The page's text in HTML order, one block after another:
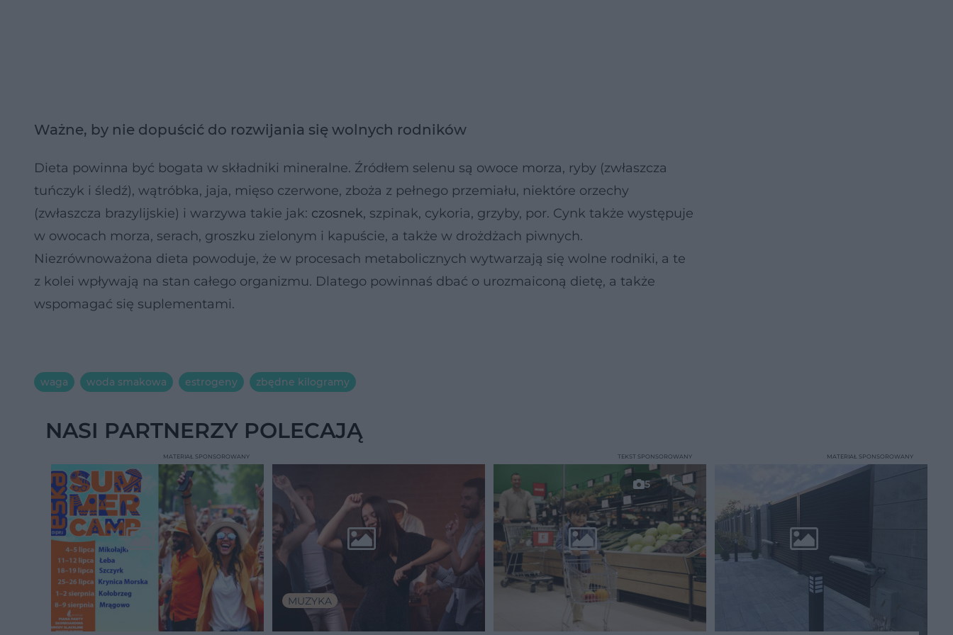
Ważne, by nie dopuścić do rozwijania się wolnych rodników
Dieta powinna być bogata w składniki mineralne. Źródłem selenu są owoce morza, ryby (zwłaszcza
tuńczyk i śledź), wątróbka, jaja, mięso czerwone, zboża z pełnego przemiału, niektóre orzechy
(zwłaszcza brazylijskie) i warzywa takie jak: czosnek, szpinak, cykoria, grzyby, por. Cynk także występuje
w owocach morza, serach, groszku zielonym i kapuście, a także w drożdżach piwnych.
Niezrównoważona dieta powoduje, że w procesach metabolicznych wytwarzają się wolne rodniki, a te
z kolei wpływają na stan całego organizmu. Dlatego powinnaś dbać o urozmaiconą dietę, a także
wspomagać się suplementami.
waga woda smakowa estrogeny zbędne kilogramy
NASI PARTNERZY POLECAJĄ
MATERIAŁ SPONSOROWANY
MUZYKA
5
TEKST SPONSOROWANY MATERIAŁ SPONSOROWANY